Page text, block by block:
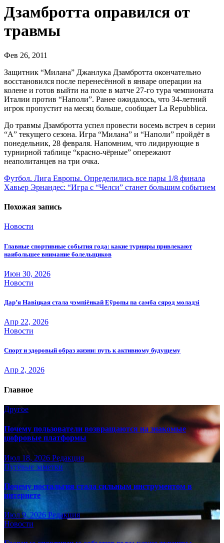
Дзамбротта оправился от
травмы
Фев 26, 2011
Защитник “Милана” Джанлука Дзамбротта окончательно
восстановился после перенесённой в январе операции на
колене и готов выйти на поле в матче 27-го тура чемпионата
Италии против “Наполи”. Ранее ожидалось, что 34-летний
игрок пропустит на месяц больше, сообщает La Repubblica.
До травмы Дзамбротта успел провести восемь встреч в серии
“А” текущего сезона. Игра “Милана” и “Наполи” пройдёт в
понедельник, 28 февраля. Напомним, что лидирующие в
турнирной таблице “красно-чёрные” опережают
неаполитанцев на три очка.
Навигация
по
записям
Футбол. Лига Европы. Определились все пары 1/8 финала
Хавьер Эрнандес: “Игра с “Челси” станет большим событием
Похожая запись
Новости
Главные спортивные события года: какие турниры привлекают
наибольшее внимание болельщиков
Июн 30, 2026
Новости
Дар’я Навіцкая стала чэмпіёнкай Еўропы па самба сярод моладзі
Апр 22, 2026
Новости
Спорт и здоровый образ жизни: путь к активному будущему
Апр 2, 2026
Главное
Другое
Почему пользователи возвращаются на знакомые
цифровые платформы
Июл 18, 2026 Редакция
Путёвые заметки
Почему ностальгия стала сильным инструментом в
интернете
Июл 9, 2026 Редакция
Новости